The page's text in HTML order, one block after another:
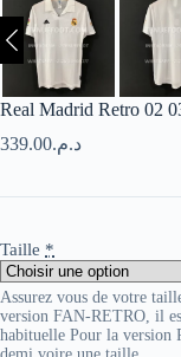
Real Madrid Retro 02
د.م.339.00
Taille *
Assurez vous de votre
version FAN-RETRO, il
habituelle Pour la version